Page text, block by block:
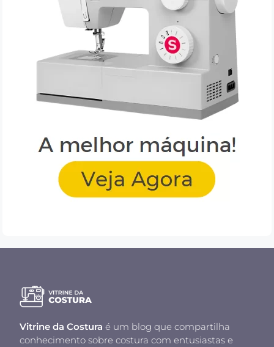
Vitrine da Costura é um blog que compartilha
conhecimento sobre costura com entusiastas e